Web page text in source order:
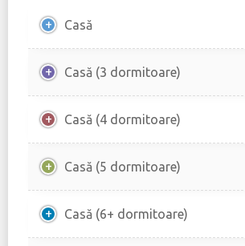
Casă
Casă (3 dormitoare)
Casă (4 dormitoare)
Casă (5 dormitoare)
Casă (6+ dormitoare)